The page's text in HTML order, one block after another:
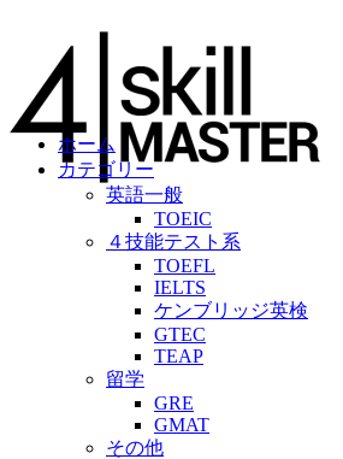
ホーム
カテゴリー
英語一般
TOEIC
４技能テスト系
TOEFL
IELTS
ケンブリッジ英検
GTEC
TEAP
留学
GRE
GMAT
その他